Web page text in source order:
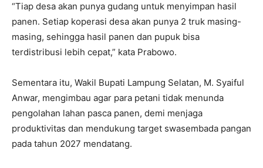
“Tiap desa akan punya gudang untuk menyimpan hasil
panen. Setiap koperasi desa akan punya 2 truk masing-
masing, sehingga hasil panen dan pupuk bisa
terdistribusi lebih cepat,” kata Prabowo.
Sementara itu, Wakil Bupati Lampung Selatan, M. Syaiful
Anwar, mengimbau agar para petani tidak menunda
pengolahan lahan pasca panen, demi menjaga
produktivitas dan mendukung target swasembada pangan
pada tahun 2027 mendatang.